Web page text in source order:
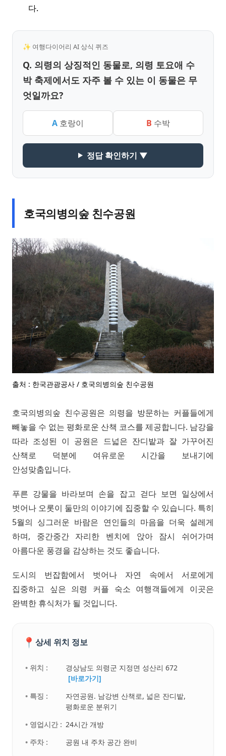
다.
✨ 여행다이어리 AI 상식 퀴즈
Q. 의령의 상징적인 동물로, 의령 토요애 수
박 축제에서도 자주 볼 수 있는 이 동물은 무
엇일까요?
A 호랑이 B 수박
정답 확인하기 ▼
호국의병의숲 친수공원
출처 : 한국관광공사 / 호국의병의숲 친수공원
호국의병의숲 친수공원은 의령을 방문하는 커플들에게
빼놓을 수 없는 평화로운 산책 코스를 제공합니다. 남강을
따라 조성된 이 공원은 드넓은 잔디밭과 잘 가꾸어진
산책로 덕분에 여유로운 시간을 보내기에
안성맞춤입니다.
푸른 강물을 바라보며 손을 잡고 걷다 보면 일상에서
벗어나 오롯이 둘만의 이야기에 집중할 수 있습니다. 특히
5월의 싱그러운 바람은 연인들의 마음을 더욱 설레게
하며, 중간중간 자리한 벤치에 앉아 잠시 쉬어가며
아름다운 풍경을 감상하는 것도 좋습니다.
도시의 번잡함에서 벗어나 자연 속에서 서로에게
집중하고 싶은 의령 커플 숙소 여행객들에게 이곳은
완벽한 휴식처가 될 것입니다.
📍 상세 위치 정보
• 위치 :
경상남도 의령군 지정면 성산리 672
[바로가기]
• 특징 :
자연공원. 남강변 산책로, 넓은 잔디밭,
평화로운 분위기
• 영업시간 : 24시간 개방
• 주차 :
공원 내 주차 공간 완비